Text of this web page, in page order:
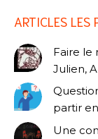
ARTICLES LES
Faire le
Julien,
partir
Une